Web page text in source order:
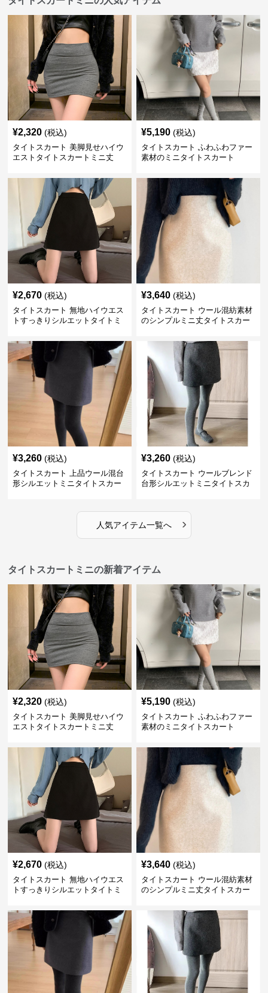
¥2,320 (税込)
タイトスカート 美脚見せハイウ
エストタイトスカートミニ丈
¥5,190 (税込)
タイトスカート ふわふわファー
素材のミニタイトスカート
¥2,670 (税込)
タイトスカート 無地ハイウエス
トすっきりシルエットタイトミ
¥3,640 (税込)
タイトスカート ウール混紡素材
のシンプルミニ丈タイトスカー
¥3,260 (税込)
タイトスカート 上品ウール混台
形シルエットミニタイトスカー
¥3,260 (税込)
タイトスカート ウールブレンド
台形シルエットミニタイトスカ
人気アイテム一覧へ ›
タイトスカートミニの新着アイテム
¥2,320 (税込)
タイトスカート 美脚見せハイウ
エストタイトスカートミニ丈
¥5,190 (税込)
タイトスカート ふわふわファー
素材のミニタイトスカート
¥2,670 (税込)
タイトスカート 無地ハイウエス
トすっきりシルエットタイトミ
¥3,640 (税込)
タイトスカート ウール混紡素材
のシンプルミニ丈タイトスカー